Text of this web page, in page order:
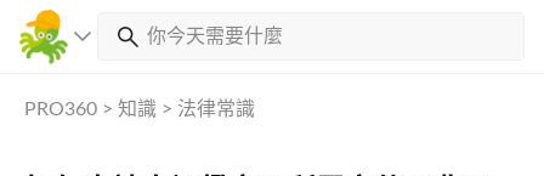
PRO360 > 知識 > 法律常識